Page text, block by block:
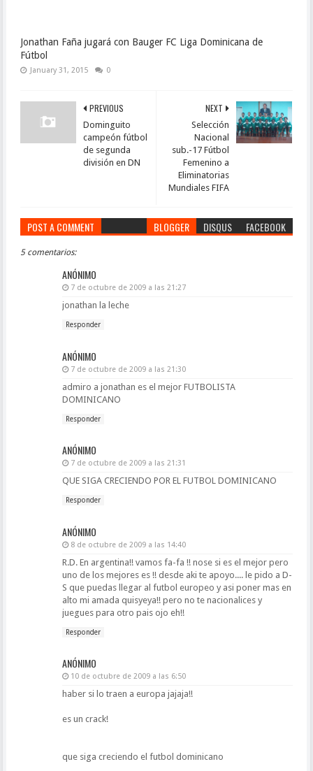
Jonathan Faña jugará con Bauger FC Liga Dominicana de
Fútbol
January 31, 2015 0
NEXT
Selección
Nacional
sub.-17 Fútbol
Femenino a
Eliminatorias
Mundiales FIFA
PREVIOUS
Dominguito
campeón fútbol
de segunda
división en DN
POST A COMMENT BLOGGER DISQUS FACEBOOK
5 comentarios:
ANÓNIMO
7 de octubre de 2009 a las 21:27
jonathan la leche
Responder
ANÓNIMO
7 de octubre de 2009 a las 21:30
admiro a jonathan es el mejor FUTBOLISTA
DOMINICANO
Responder
ANÓNIMO
7 de octubre de 2009 a las 21:31
QUE SIGA CRECIENDO POR EL FUTBOL DOMINICANO
Responder
ANÓNIMO
8 de octubre de 2009 a las 14:40
R.D. En argentina!! vamos fa-fa !! nose si es el mejor pero
uno de los mejores es !! desde aki te apoyo.... le pido a D-
S que puedas llegar al futbol europeo y asi poner mas en
alto mi amada quisyeya!! pero no te nacionalices y
juegues para otro pais ojo eh!!
Responder
ANÓNIMO
10 de octubre de 2009 a las 6:50
haber si lo traen a europa jajaja!!
es un crack!
que siga creciendo el futbol dominicano